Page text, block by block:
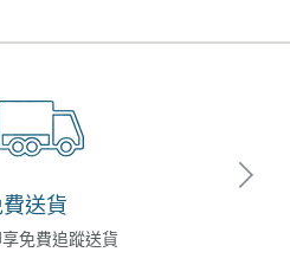
送貨
免費追蹤送貨